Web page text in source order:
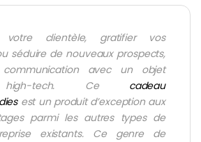
votre clientèle, gratifier vos
séduire de nouveaux prospects,
avec un objet
high-tech. Ce cadeau
est un produit d’exception aux
parmi les autres types de
existants. Ce genre de